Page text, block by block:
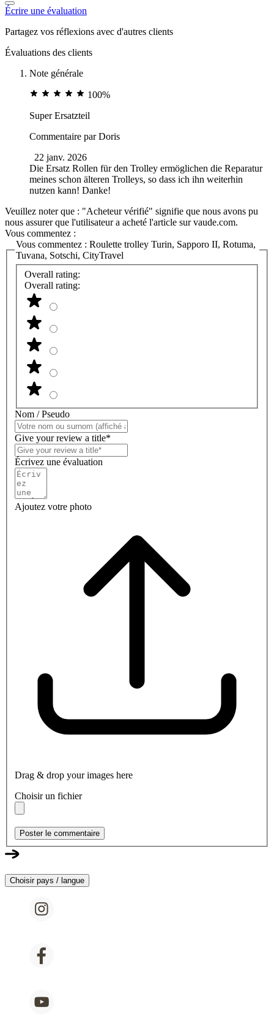
Écrire une évaluation
Partagez vos réflexions avec d'autres clients
Évaluations des clients
Note générale
100%
Super Ersatzteil
Commentaire parDoris
22 janv. 2026
Die Ersatz Rollen für den Trolley ermöglichen die Reparatur
meines schon älteren Trolleys, so dass ich ihn weiterhin
nutzen kann! Danke!
Veuillez noter que : "Acheteur vérifié" signifie que nous avons pu
nous assurer que l'utilisateur a acheté l'article sur vaude.com.
Vous commentez :
Vous commentez : Roulette trolley Turin, Sapporo II, Rotuma,
Tuvana, Sotschi, CityTravel
Overall rating:
Overall rating:
Nom / Pseudo
Give your review a title*
Écrivez une évaluation
Ajoutez votre photo
Drag & drop your images here
Choisir un fichier
Poster le commentaire
Choisir pays / langue